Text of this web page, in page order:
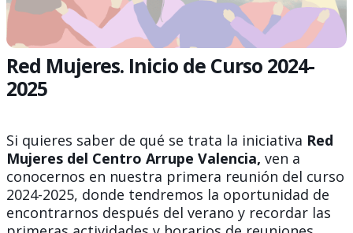
Red Mujeres. Inicio de Curso 2024-
2025
Si quieres saber de qué se trata la iniciativa Red
Mujeres del Centro Arrupe Valencia, ven a
conocernos en nuestra primera reunión del curso
2024-2025, donde tendremos la oportunidad de
encontrarnos después del verano y recordar las